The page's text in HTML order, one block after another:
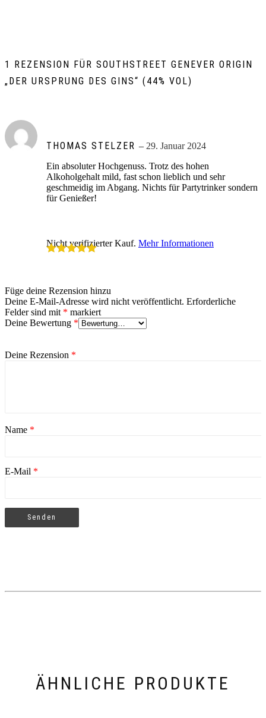
1 REZENSION FÜR SOUTHSTREET GENEVER ORIGIN
„DER URSPRUNG DES GINS“ (44% VOL)
THOMAS STELZER – 29. Januar 2024
Ein absoluter Hochgenuss. Trotz des hohen
Alkoholgehalt mild, fast schon lieblich und sehr
geschmeidig im Abgang. Nichts für Partytrinker sondern
für Genießer!
Nicht verifizierter Kauf. Mehr Informationen
Füge deine Rezension hinzu
Deine E-Mail-Adresse wird nicht veröffentlicht. Erforderliche
Felder sind mit * markiert
Deine Bewertung *
Deine Rezension *
Name *
E-Mail *
ÄHNLICHE PRODUKTE